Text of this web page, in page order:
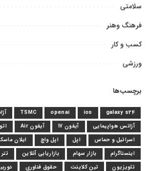
سلامتی
فرهنگ وهنر
کسب و کار
ورزشی
برچسب‌ها
galaxy s24
ios
openai
TSMC
آژانس هواپیمایی
آیفون 17 آیفون Air
اسرائیل و حماس
اپل اپل واچ ایلان
اینستاگرام
بازار سهام بازاریابی آنلاین تتر
تلویزیون
تین کلاینت حقوق فناوری